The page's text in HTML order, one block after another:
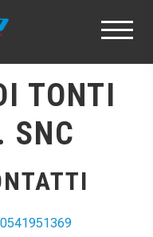
TONTI
SNC
0541951369